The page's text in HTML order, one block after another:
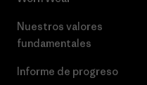
Nuestros valores
fundamentales
Informe de progreso